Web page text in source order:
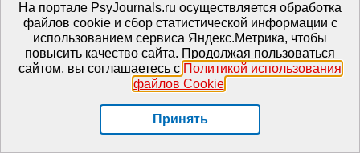
искусством. Тематика танцевальных шоу близка
проблемам жизни детей (дружба, смысл жизни,
скандинавская мифология и др.), тем самым
подтверждая, что в танце воплощаются образы из
окружающей реальности.
В дошкольном образовании Греции — в рамках
межтематической учебной программы для детских
садов — танец встречается на физкультурных
занятиях, реже — на занятиях музыкой и
драматическим искусством[Creative dance as, 2018].
На портале PsyJournals.ru осуществляется обработка
файлов cookie и сбор статистической информации с
использованием сервиса Яндекс.Метрика, чтобы
повысить качество сайта. Продолжая пользоваться
сайтом, вы соглашаетесь с Политикой использования
файлов Cookie.
Принять